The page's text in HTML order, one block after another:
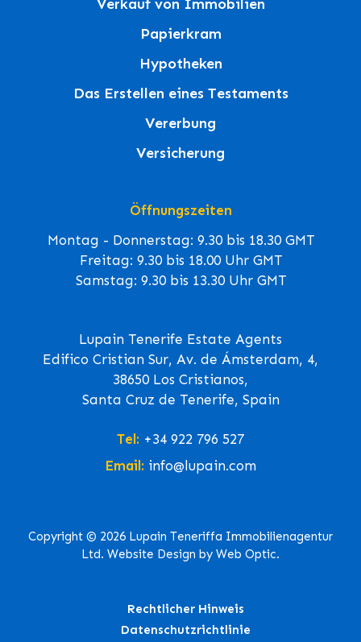
Verkauf von Immobilien
Papierkram
Hypotheken
Das Erstellen eines Testaments
Vererbung
Versicherung
Öffnungszeiten
Montag - Donnerstag: 9.30 bis 18.30 GMT
Freitag: 9.30 bis 18.00 Uhr GMT
Samstag: 9.30 bis 13.30 Uhr GMT
Lupain Tenerife Estate Agents
Edifico Cristian Sur, Av. de Ámsterdam, 4,
38650 Los Cristianos,
Santa Cruz de Tenerife, Spain
Tel: +34 922 796 527
Email: info@lupain.com
Copyright © 2026 Lupain Teneriffa Immobilienagentur
Ltd. Website Design by Web Optic.
Rechtlicher Hinweis
Datenschutzrichtlinie